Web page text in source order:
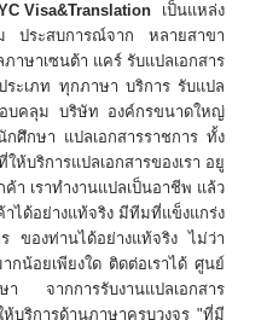
Visa&Translation
เป็นแหล่ง
ประสบการณ์จาก หลายสาขา
าษาเซนต้า แคร์ รับแปลเอกสาร
ระเภท ทุกภาษา บริการ รับแปล
อบคลุม บริษัท องค์กรขนาดใหญ่
ศึกษา แปลเอกสารราชการ ทั้ง
ห้บริการแปลเอกสารของเรา อยู
า เราทำงานแปลเป็นอาชีพ แล้ว
ได้อย่างแท้จริง มีทีมที่แข็งแกร่ง
ร ของท่านได้อย่างแท้จริง ไม่ว่า
กน้อยเพียงใด ติดต่อเราได้ ศูนย์
ษา จากการรับงานแปลเอกสาร
บริการด้านภาษาครบวงจร "ที่มี